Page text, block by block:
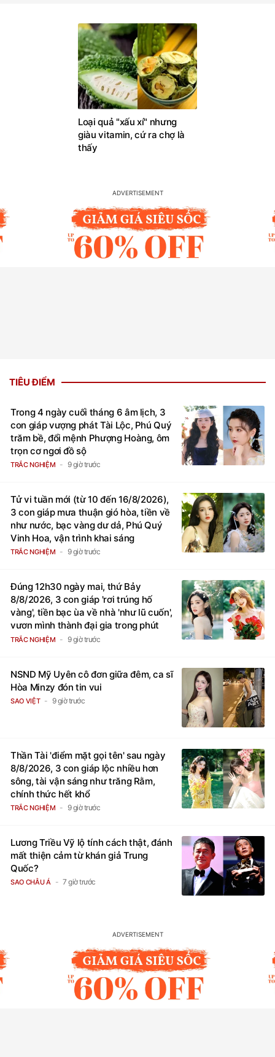
Loại quả "xấu xí" nhưng
giàu vitamin, cứ ra chợ là
thấy
TIÊU ĐIỂM
Trong 4 ngày cuối tháng 6 âm lịch, 3
con giáp vượng phát Tài Lộc, Phú Quý
trăm bề, đổi mệnh Phượng Hoàng, ôm
trọn cơ ngơi đồ sộ
TRẮC NGHIỆM 9 giờ trước
Tử vi tuần mới (từ 10 đến 16/8/2026),
3 con giáp mưa thuận gió hòa, tiền về
như nước, bạc vàng dư dả, Phú Quý
Vinh Hoa, vận trình khai sáng
TRẮC NGHIỆM 9 giờ trước
Đúng 12h30 ngày mai, thứ Bảy
8/8/2026, 3 con giáp 'rơi trúng hố
vàng', tiền bạc ùa về nhà 'như lũ cuốn',
vươn mình thành đại gia trong phút
chốc
TRẮC NGHIỆM 9 giờ trước
NSND Mỹ Uyên cô đơn giữa đêm, ca sĩ
Hòa Minzy đón tin vui
SAO VIỆT 9 giờ trước
Thần Tài 'điểm mặt gọi tên' sau ngày
8/8/2026, 3 con giáp lộc nhiều hơn
sông, tài vận sáng như trăng Rằm,
chính thức hết khổ
TRẮC NGHIỆM 9 giờ trước
Lương Triều Vỹ lộ tính cách thật, đánh
mất thiện cảm từ khán giả Trung
Quốc?
SAO CHÂU Á 7 giờ trước